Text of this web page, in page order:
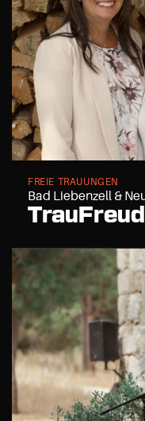
FREIE TRAUUNGEN
Bad Liebenzell &